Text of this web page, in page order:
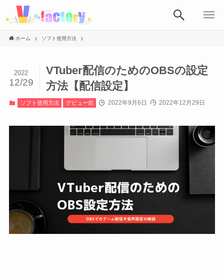
ホーム ソフト使用方法
VTuber配信のためのOBSの設定
方法【配信設定】
2022
12/29
ソフト使用方法 デビュー前 2022年9月6日 2022年12月29日